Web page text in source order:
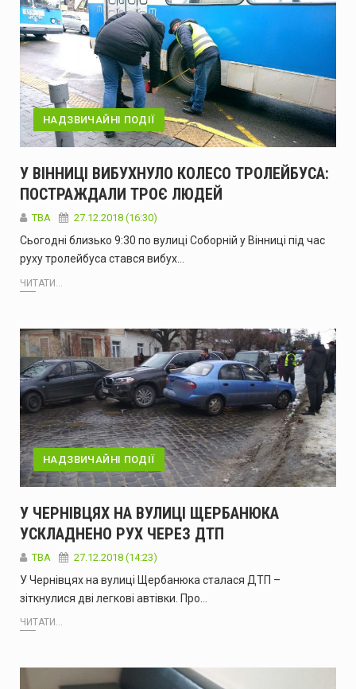
НАДЗВИЧАЙНІ ПОДІЇ
У ВІННИЦІ ВИБУХНУЛО КОЛЕСО ТРОЛЕЙБУСА:
ПОСТРАЖДАЛИ ТРОЄ ЛЮДЕЙ
TBA 27.12.2018 (16:30)
Сьогодні близько 9:30 по вулиці Соборній у Вінниці під час
руху тролейбуса стався вибух…
ЧИТАТИ...
НАДЗВИЧАЙНІ ПОДІЇ
У ЧЕРНІВЦЯХ НА ВУЛИЦІ ЩЕРБАНЮКА
УСКЛАДНЕНО РУХ ЧЕРЕЗ ДТП
TBA 27.12.2018 (14:23)
У Чернівцях на вулиці Щербанюка сталася ДТП –
зіткнулися дві легкові автівки. Про…
ЧИТАТИ...